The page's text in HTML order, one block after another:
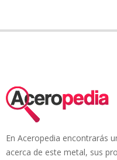
En Aceropedia encontrarás
acerca de este metal, sus